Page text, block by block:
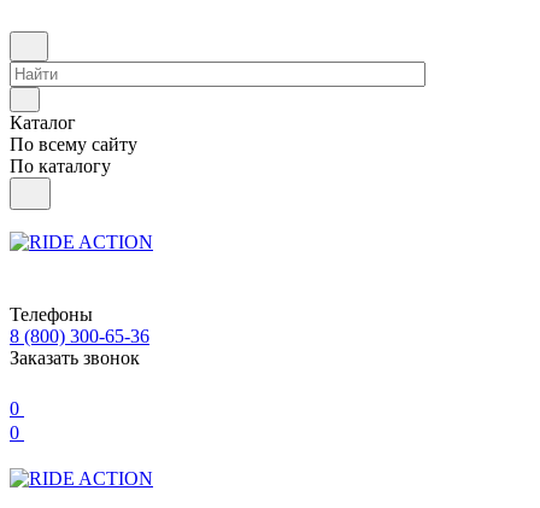
Каталог
По всему сайту
По каталогу
Телефоны
8 (800) 300-65-36
Заказать звонок
0
0